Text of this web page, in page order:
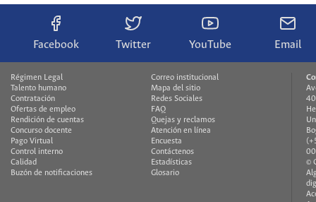
Facebook Twitter YouTube Email
Régimen Legal
Talento humano
Contratación
Ofertas de empleo
Rendición de cuentas
Concurso docente
Pago Virtual
Control interno
Calidad
Buzón de notificaciones
Correo institucional
Mapa del sitio
Redes Sociales
FAQ
Quejas y reclamos
Atención en línea
Encuesta
Contáctenos
Estadísticas
Glosario
©